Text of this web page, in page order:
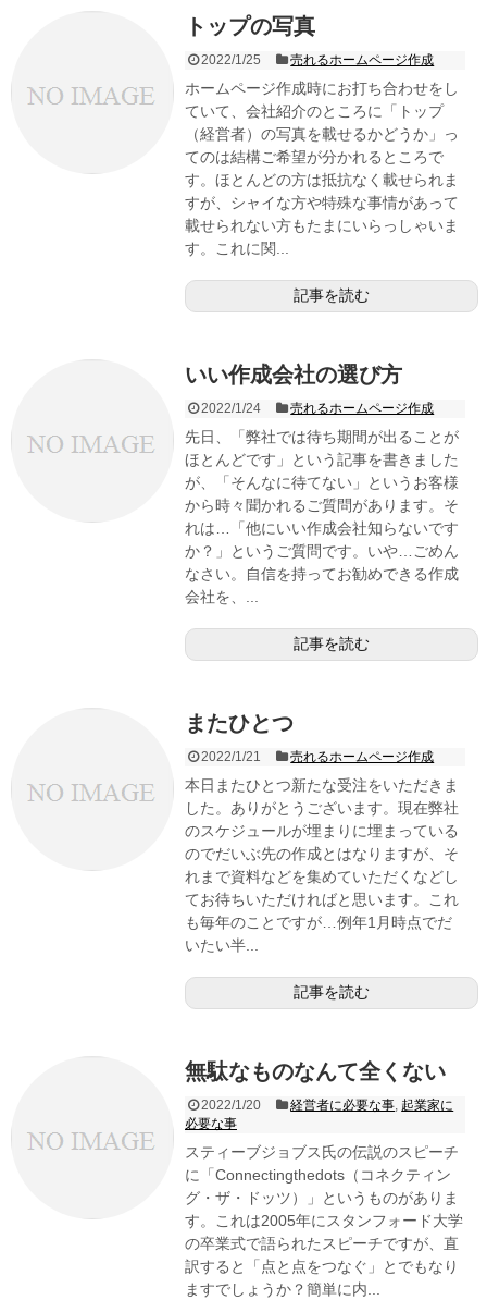
トップの写真
2022/1/25 売れるホームページ作成
ホームページ作成時にお打ち合わせをし
ていて、会社紹介のところに「トップ
（経営者）の写真を載せるかどうか」っ
てのは結構ご希望が分かれるところで
す。ほとんどの方は抵抗なく載せられま
すが、シャイな方や特殊な事情があって
載せられない方もたまにいらっしゃいま
す。これに関...
記事を読む
いい作成会社の選び方
2022/1/24 売れるホームページ作成
先日、「弊社では待ち期間が出ることが
ほとんどです」という記事を書きました
が、「そんなに待てない」というお客様
から時々聞かれるご質問があります。そ
れは…「他にいい作成会社知らないです
か？」というご質問です。いや…ごめん
なさい。自信を持ってお勧めできる作成
会社を、...
記事を読む
またひとつ
2022/1/21 売れるホームページ作成
本日またひとつ新たな受注をいただきま
した。ありがとうございます。現在弊社
のスケジュールが埋まりに埋まっている
のでだいぶ先の作成とはなりますが、そ
れまで資料などを集めていただくなどし
てお待ちいただければと思います。これ
も毎年のことですが…例年1月時点でだ
いたい半...
記事を読む
無駄なものなんて全くない
2022/1/20 経営者に必要な事, 起業家に
必要な事
スティーブジョブス氏の伝説のスピーチ
に「Connectingthedots（コネクティン
グ・ザ・ドッツ）」というものがありま
す。これは2005年にスタンフォード大学
の卒業式で語られたスピーチですが、直
訳すると「点と点をつなぐ」とでもなり
ますでしょうか？簡単に内...